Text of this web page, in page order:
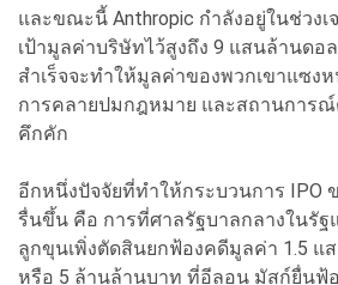
และขณะนี้ Anthropic กำลังอยู่ในช่วงเ
เป้ามูลค่าบริษัทไว้สูงถึง 9 แสนล้านดอ
สำเร็จจะทำให้มูลค่าของพวกเขาแซงห
การคลายปมกฎหมาย และสถานการณ์
คึกคัก
อีกหนึ่งปัจจัยที่ทำให้กระบวนการ IPO
รื่นขึ้น คือ การที่ศาลรัฐบาลกลางในรั
ลูกขุนเพิ่งตัดสินยกฟ้องคดีมูลค่า 1.5 แ
หรือ 5 ล้านล้านบาท ที่อีลอน มัสก์ยื่นฟ้